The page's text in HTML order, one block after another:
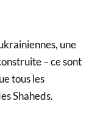
une
– ce sont
tous les
Shaheds.